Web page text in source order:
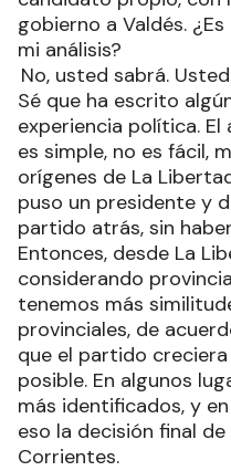
gobierno a Valdés.
mi análisis?
No, usted sabrá.
Sé que ha escrito
experiencia política.
es simple, no es fácil,
orígenes de La
puso un presidente y
partido atrás, sin
Entonces, desde La
considerando
tenemos más
provinciales, de
que el partido
posible. En algunos
más identificados, y
eso la decisión final
Corrientes.